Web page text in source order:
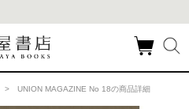
> UNION MAGAZINE No 18の商品詳細